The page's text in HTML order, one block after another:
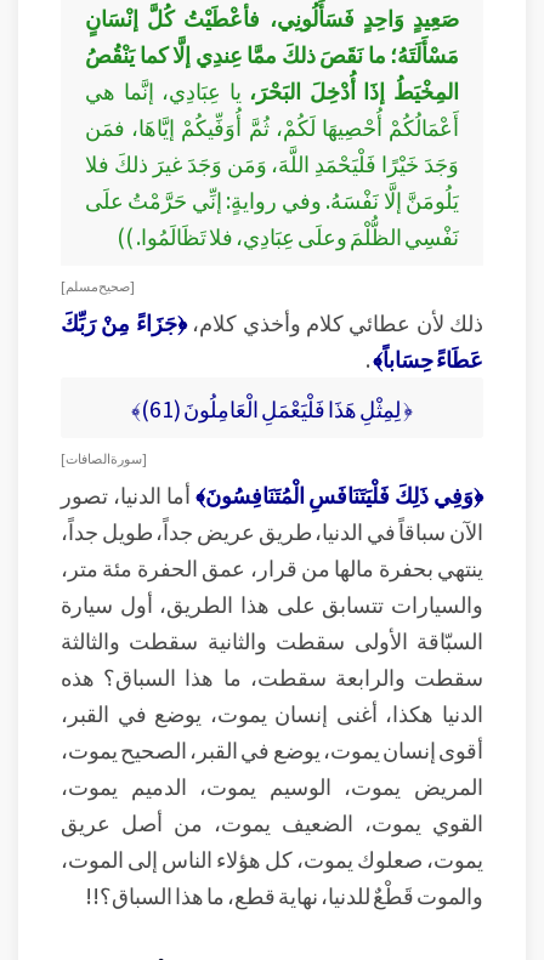
صَعِيدٍ وَاحِدٍ فَسَأَلُونِي، فأعْطَيْتُ كُلَّ إنْسَانٍ
مَسْأَلَتَهُ؛ ما نَقَصَ ذلكَ ممَّا عِندِي إلَّا كما يَنْقُصُ
المِخْيَطُ إذَا أُدْخِلَ البَحْرَ، يا عِبَادِي، إنَّما هي
أَعْمَالُكُمْ أُحْصِيهَا لَكُمْ، ثُمَّ أُوَفِّيكُمْ إيَّاهَا، فمَن
وَجَدَ خَيْرًا فَلْيَحْمَدِ اللَّهَ، وَمَن وَجَدَ غيرَ ذلكَ فلا
يَلُومَنَّ إلَّا نَفْسَهُ. وفي روايةٍ: إنِّي حَرَّمْتُ علَى
نَفْسِي الظُّلْمَ وعلَى عِبَادِي، فلا تَظَالَمُوا. ))
[ صحيح مسلم ]
ذلك لأن عطائي كلام وأخذي كلام،﴿جَزَاءً مِنْ رَبِّكَ
عَطَاءً حِسَاباً﴾.
﴿ لِمِثْلِ هَذَا فَلْيَعْمَلِ الْعَامِلُونَ (61)﴾
[ سورة الصافات ]
﴿وَفِي ذَلِكَ فَلْيَتَنَافَسِ الْمُتَنَافِسُونَ﴾أما الدنيا، تصور
الآن سباقاً في الدنيا، طريق عريض جداً، طويل جداً،
ينتهي بحفرة مالها من قرار، عمق الحفرة مئة متر،
والسيارات تتسابق على هذا الطريق، أول سيارة
السبّاقة الأولى سقطت والثانية سقطت والثالثة
سقطت والرابعة سقطت، ما هذا السباق؟ هذه
الدنيا هكذا، أغنى إنسان يموت، يوضع في القبر،
أقوى إنسان يموت، يوضع في القبر، الصحيح يموت،
المريض يموت، الوسيم يموت، الدميم يموت،
القوي يموت، الضعيف يموت، من أصل عريق
يموت، صعلوك يموت، كل هؤلاء الناس إلى الموت،
والموت قَطْعٌ للدنيا، نهاية قطع، ما هذا السباق؟!!